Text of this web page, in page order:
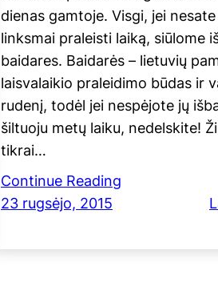
dienas gamtoje. Visgi, jei
linksmai praleisti laiką, siūlome
baidares. Baidarės – lietuvių
laisvalaikio praleidimo būdas ir
rudenį, todėl jei nespėjote jų
šiltuoju metų laiku, nedelskite!
tikrai…
Continue Reading
23 rugsėjo, 2015